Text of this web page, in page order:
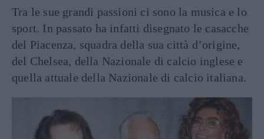
Tra le sue grandi passioni ci sono la musica e lo
sport. In passato ha infatti disegnato le casacche
del Piacenza, squadra della sua città d’origine,
del Chelsea, della Nazionale di calcio inglese e
quella attuale della Nazionale di calcio italiana.